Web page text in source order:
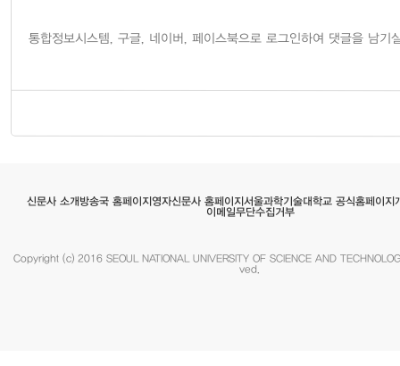
신문사 소개방송국 홈페이지영자신문사 홈페이지서울과학기술대학교 공식홈페이지
이메일무단수집거부
Copyright (c) 2016 SEOUL NATIONAL UNIVERSITY OF SCIENCE AND
ved.